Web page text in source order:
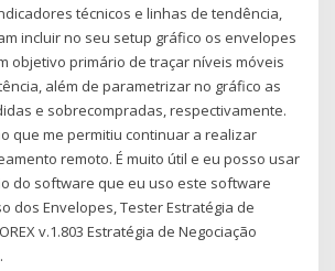
técnicos e linhas de tendência,
incluir no seu setup gráfico os envelopes
objetivo primário de traçar níveis móveis
além de parametrizar no gráfico as
e sobrecompradas, respectivamente.
que me permitiu continuar a realizar
remoto. É muito útil e eu posso usar
do software que eu uso este software
dos Envelopes, Tester Estratégia de
v.1.803 Estratégia de Negociação